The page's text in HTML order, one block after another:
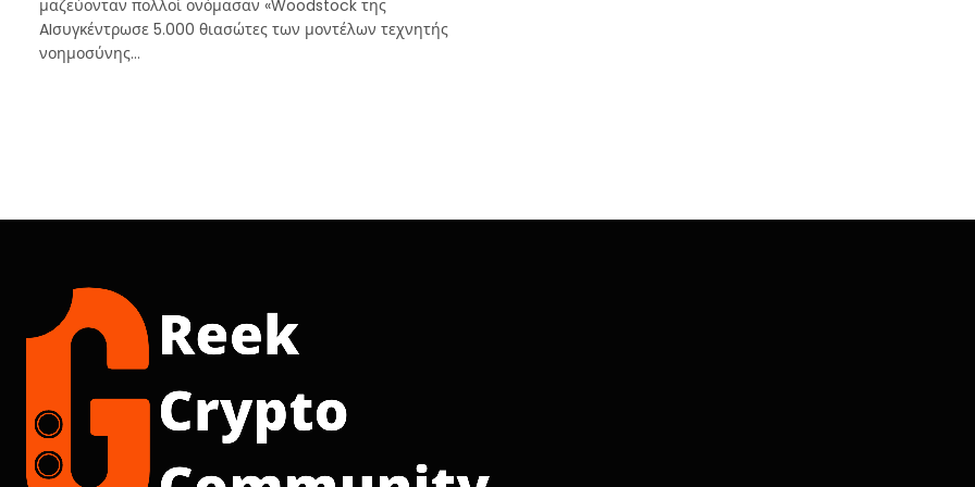
μαζεύονταν πολλοί ονόμασαν «Woodstock της
AIσυγκέντρωσε 5.000 θιασώτες των μοντέλων τεχνητής
νοημοσύνης…